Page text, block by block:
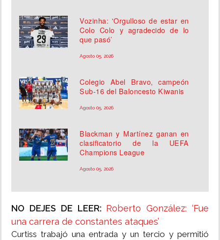
Vozinha: 'Orgulloso de estar en
Colo Colo y agradecido de lo
que pasó’
Agosto 05, 2026
Colegio Abel Bravo, campeón
Sub-16 del Baloncesto Kiwanis
Agosto 05, 2026
Blackman y Martínez ganan en
clasificatorio de la UEFA
Champions League
Agosto 05, 2026
NO DEJES DE LEER: Roberto González: ‘Fue
una carrera de constantes ataques’
Curtiss trabajó una entrada y un tercio y permitió